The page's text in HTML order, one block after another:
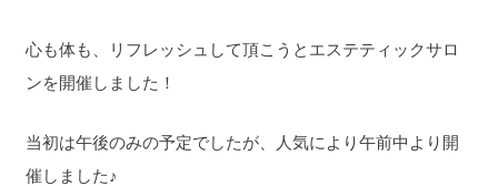
心も体も、リフレッシュして頂こうとエステティックサロ
ンを開催しました！
当初は午後のみの予定でしたが、人気により午前中より開
催しました♪